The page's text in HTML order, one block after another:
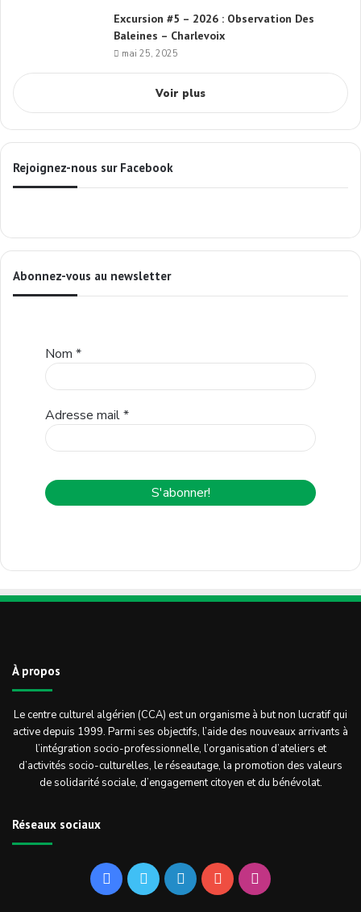
Excursion #5 – 2026 : Observation Des
Baleines – Charlevoix
mai 25, 2025
Voir plus
Rejoignez-nous sur Facebook
Abonnez-vous au newsletter
Nom *
Adresse mail*
À propos
Le centre culturel algérien (CCA) est un organisme à but non lucratif qui
active depuis 1999. Parmi ses objectifs, l’aide des nouveaux arrivants à
l’intégration socio-professionnelle, l’organisation d’ateliers et
d’activités socio-culturelles, le réseautage, la promotion des valeurs
de solidarité sociale, d’engagement citoyen et du bénévolat.
Réseaux sociaux
FacebookTwitterLinkedinYouTubeInstagram